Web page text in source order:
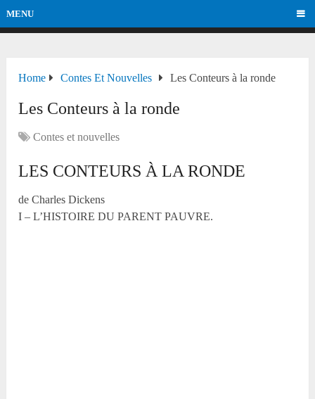
MENU
Home Contes Et Nouvelles Les Conteurs à la ronde
Les Conteurs à la ronde
Contes et nouvelles
LES CONTEURS À LA RONDE
de Charles Dickens
I – L’HISTOIRE DU PARENT PAUVRE.